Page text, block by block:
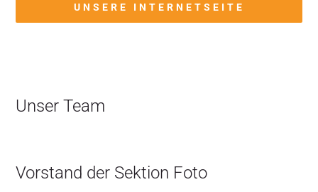
UNSERE INTERNETSEITE
Unser Team
Vorstand der Sektion Foto